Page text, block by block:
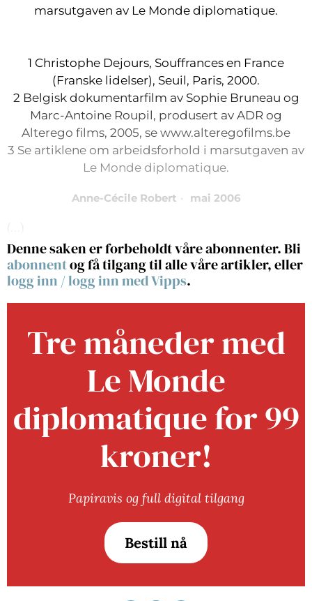
marsutgaven av Le Monde diplomatique.
1 Christophe Dejours, Souffrances en France
(Franske lidelser), Seuil, Paris, 2000.
2 Belgisk dokumentarfilm av Sophie Bruneau og
Marc-Antoine Roupil, produsert av ADR og
Alterego films, 2005, se www.alteregofilms.be
3 Se artiklene om arbeidsforhold i marsutgaven av
Le Monde diplomatique.
Anne-Cécile Robert mai 2006
Denne saken er forbeholdt våre abonnenter. Bli
abonnentog få tilgang til alle våre artikler, eller
logg inn /logg inn med Vipps.
Tre måneder med
Le Monde
diplomatique for 99
kroner!
Papiravis og full digital tilgang
Bestill nå